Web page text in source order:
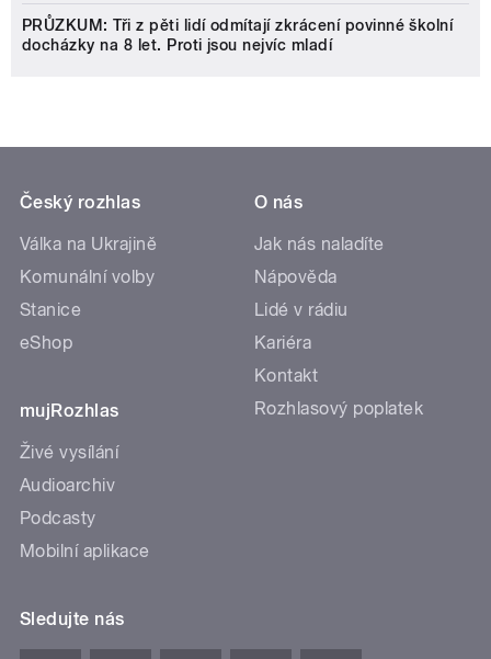
PRŮZKUM: Tři z pěti lidí odmítají zkrácení povinné školní
docházky na 8 let. Proti jsou nejvíc mladí
Český rozhlas
Válka na Ukrajině
Komunální volby
Stanice
eShop
mujRozhlas
Živé vysílání
Audioarchiv
Podcasty
Mobilní aplikace
O nás
Jak nás naladíte
Nápověda
Lidé v rádiu
Kariéra
Kontakt
Rozhlasový poplatek
Sledujte nás